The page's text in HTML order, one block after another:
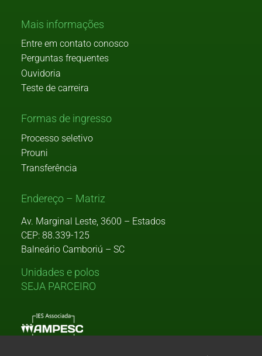
Mais informações
Entre em contato conosco
Perguntas frequentes
Ouvidoria
Teste de carreira
Formas de ingresso
Processo seletivo
Prouni
Transferência
Endereço – Matriz
Av. Marginal Leste, 3600 – Estados
CEP: 88.339-125
Balneário Camboriú – SC
Unidades e polos
SEJA PARCEIRO